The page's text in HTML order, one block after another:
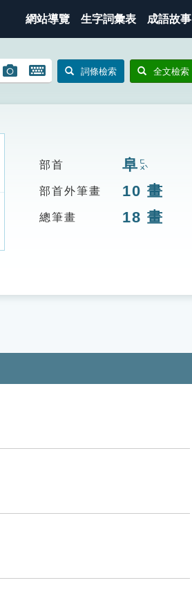
網站導覽 生字詞彙表 成語故事
圖
搜
開
鍵
詞條檢索 全文檢索
部首 阜ㄈㄨˋ
部首外筆畫 10 畫
總筆畫 18 畫